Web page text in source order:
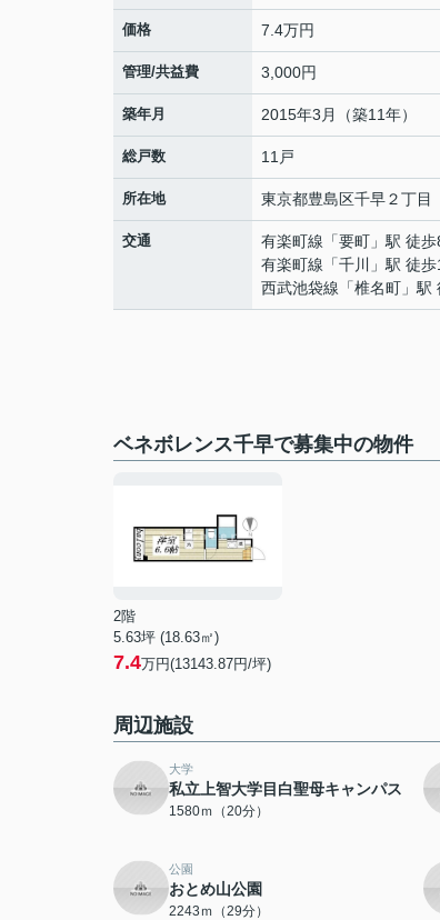
価格 7.4万円
管理/共益費 3,000円
築年月 2015年3月（築11年）
総戸数 11戸
所在地 東京都豊島区千早２丁目
交通 有楽町線 「要町 」駅 徒
有楽町線 「千川
」駅 徒
西武池袋線 「椎名町 」駅
ベネボレンス千早で募集中の物件
2階
5.63坪 (18.63㎡)
7.4万円(13143.87円/坪)
周辺施設
大学
私立上智大学目白聖母キャンパス
1580ｍ（20分）
公園
おとめ山公園
2243ｍ（29分）